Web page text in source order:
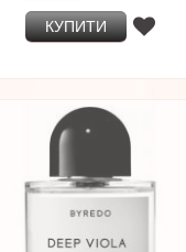
КУПИТИ